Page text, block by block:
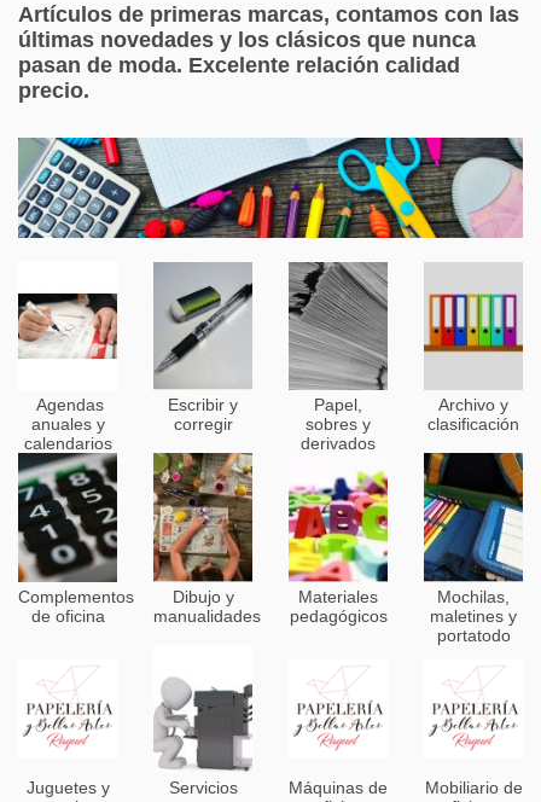
Artículos de primeras marcas, contamos con las
últimas novedades y los clásicos que nunca
pasan de moda. Excelente relación calidad
precio.
Agendas
anuales y
calendarios
Escribir y
corregir
Papel,
sobres y
derivados
Archivo y
clasificación
Complementos
de oficina
Dibujo y
manualidades
Materiales
pedagógicos
Mochilas,
maletines y
portatodo
Juguetes y
Servicios
Máquinas de
Mobiliario de